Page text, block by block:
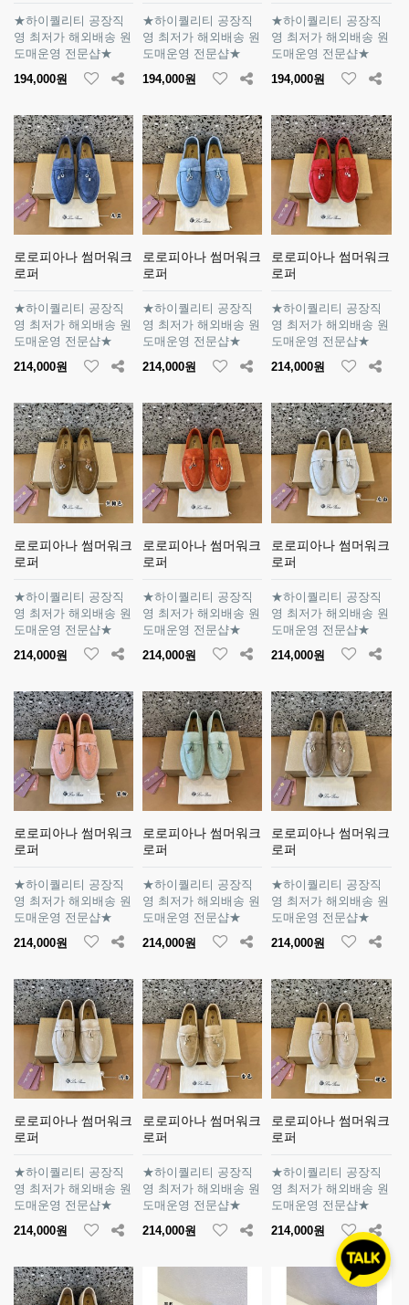
★하이퀄리티 공장직
영 최저가 해외배송 원
도매운영 전문샵★
194,000원
★하이퀄리티 공장직
영 최저가 해외배송 원
도매운영 전문샵★
194,000원
★하이퀄리티 공장직
영 최저가 해외배송 원
도매운영 전문샵★
194,000원
로로피아나 썸머워크
로퍼
★하이퀄리티 공장직
영 최저가 해외배송 원
도매운영 전문샵★
214,000원
로로피아나 썸머워크
로퍼
★하이퀄리티 공장직
영 최저가 해외배송 원
도매운영 전문샵★
214,000원
로로피아나 썸머워크
로퍼
★하이퀄리티 공장직
영 최저가 해외배송 원
도매운영 전문샵★
214,000원
로로피아나 썸머워크
로퍼
★하이퀄리티 공장직
영 최저가 해외배송 원
도매운영 전문샵★
214,000원
로로피아나 썸머워크
로퍼
★하이퀄리티 공장직
영 최저가 해외배송 원
도매운영 전문샵★
214,000원
로로피아나 썸머워크
로퍼
★하이퀄리티 공장직
영 최저가 해외배송 원
도매운영 전문샵★
214,000원
로로피아나 썸머워크
로퍼
★하이퀄리티 공장직
영 최저가 해외배송 원
도매운영 전문샵★
214,000원
로로피아나 썸머워크
로퍼
★하이퀄리티 공장직
영 최저가 해외배송 원
도매운영 전문샵★
214,000원
로로피아나 썸머워크
로퍼
★하이퀄리티 공장직
영 최저가 해외배송 원
도매운영 전문샵★
214,000원
로로피아나 썸머워크
로퍼
★하이퀄리티 공장직
영 최저가 해외배송 원
도매운영 전문샵★
214,000원
로로피아나 썸머워크
로퍼
★하이퀄리티 공장직
영 최저가 해외배송 원
도매운영 전문샵★
214,000원
로로피아나 썸머워크
로퍼
★하이퀄리티 공장직
영 최저가 해외배송 원
도매운영 전문샵★
214,000원